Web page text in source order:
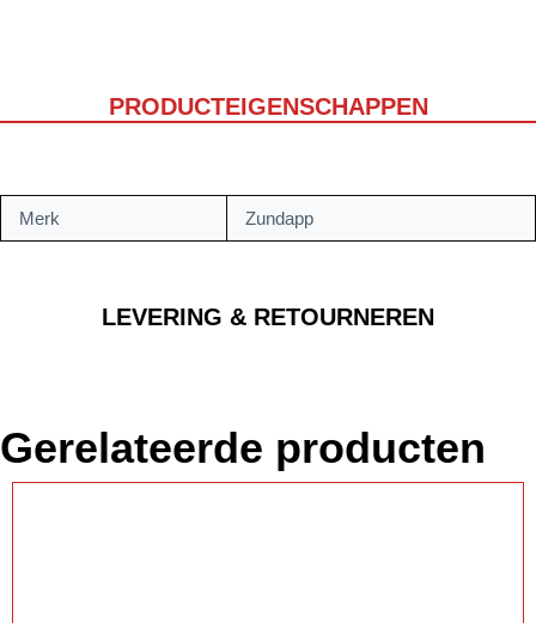
PRODUCTEIGENSCHAPPEN
LEVERING & RETOURNEREN
Merk Zundapp
Gerelateerde producten